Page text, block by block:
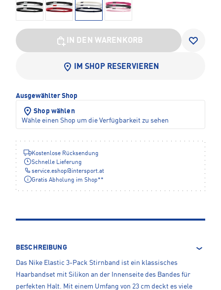
IN DEN WARENKORB
IM SHOP RESERVIEREN
Ausgewählter Shop
Shop wählen
Wähle einen Shop um die Verfügbarkeit zu sehen
Kostenlose Rücksendung
Schnelle Lieferung
service.eshop@ intersport.at
Gratis Abholung im Shop**
BESCHREIBUNG
Das Nike Elastic 3-Pack Stirnband ist ein klassisches
Haarbandset mit Silikon an der Innenseite des Bandes für
perfekten Halt. Mit einem Umfang von 23 cm deckt es viele